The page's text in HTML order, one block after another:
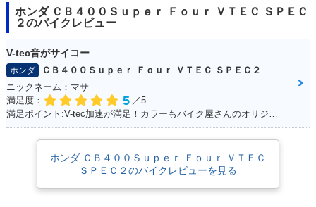
VTEC Revo ABS E
Package・カラーチ
ェンジ
VTEC Revo ABS・
カラーチェンジ
VTEC Revo・カラ
ーチェンジ
VTEC Revo ABS S
pecial Edition・特
VTEC Revo ABS E
Package・追加
VTEC Revo ABS・
マイナーチェンジ
ホンダ ＣＢ４００Ｓｕｐｅｒ Ｆｏｕｒ ＶＴＥＣ ＳＰＥＣ
２のバイクレビュー
V-tec音がサイコー
ホンダ
ＣＢ４００Ｓｕｐｅｒ Ｆｏｕｒ ＶＴＥＣ ＳＰＥＣ２
ニックネーム：マサ
満足度：
5 ／5
満足ポイント:V-tec加速が満足！カラーもバイク屋さんのオリジナルカラーです。
ホンダ ＣＢ４００Ｓｕｐｅｒ Ｆｏｕｒ ＶＴＥＣ
ＳＰＥＣ２のバイクレビューを見る